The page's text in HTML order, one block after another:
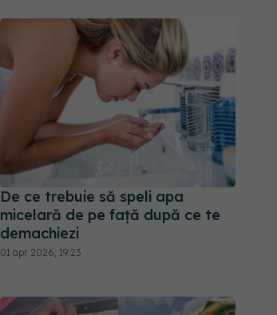
De ce trebuie să speli apa
micelară de pe față după ce te
demachiezi
01 apr 2026, 19:23